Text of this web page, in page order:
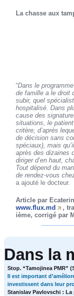
La chasse aux
“Dans le
de famille a le droit
subir, quel
hospitalisé. Dans
cause des
situations, le
critère, d’après
de décision sans
spéciaux), mais
après des dizaines
diriger d’en haut,
Tout dépend du
de rendez-vous
a ajouté le docteur.
Article par
www.flux.md
,
ième, corrigé par
Dans la
Stop. “Tamojinea PMR”
Il est important
investissent dans leur
Stanislav Pavlovschi :